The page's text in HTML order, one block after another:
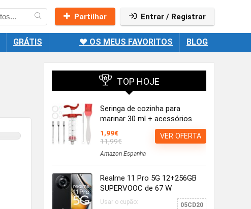
Partilhar Entrar / Registrar
GRÁTIS ❤️ OS MEUS FAVORITOS BLOG
TOP HOJE
Seringa de cozinha para
marinar 30 ml + acessórios
1,99€
11,99€
Amazon Espanha
VER OFERTA
Realme 11 Pro 5G 12+256GB
SUPERVOOC de 67 W
Usar o cupão: 05CD20